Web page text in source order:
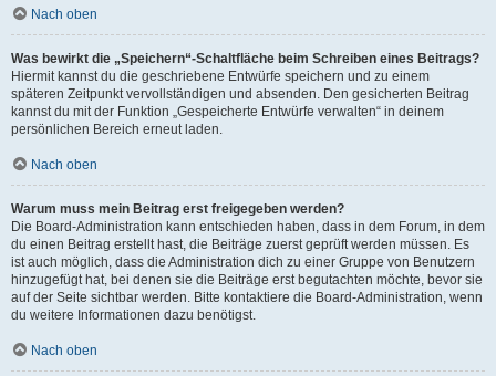
Nach oben
Was bewirkt die „Speichern“-Schaltfläche beim Schreiben eines Beitrags?
Hiermit kannst du die geschriebene Entwürfe speichern und zu einem
späteren Zeitpunkt vervollständigen und absenden. Den gesicherten Beitrag
kannst du mit der Funktion „Gespeicherte Entwürfe verwalten“ in deinem
persönlichen Bereich erneut laden.
Nach oben
Warum muss mein Beitrag erst freigegeben werden?
Die Board-Administration kann entschieden haben, dass in dem Forum, in dem
du einen Beitrag erstellt hast, die Beiträge zuerst geprüft werden müssen. Es
ist auch möglich, dass die Administration dich zu einer Gruppe von Benutzern
hinzugefügt hat, bei denen sie die Beiträge erst begutachten möchte, bevor sie
auf der Seite sichtbar werden. Bitte kontaktiere die Board-Administration, wenn
du weitere Informationen dazu benötigst.
Nach oben